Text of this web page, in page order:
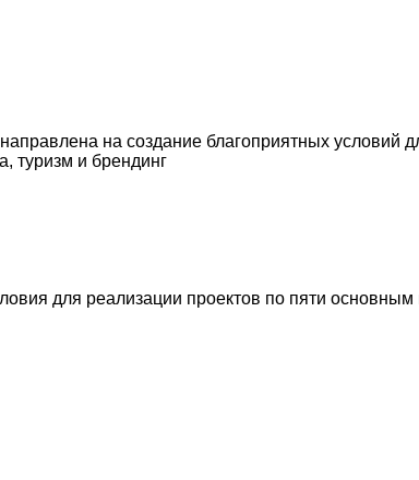
на создание благоприятных
туризм и брендинг
для реализации проектов по пяти